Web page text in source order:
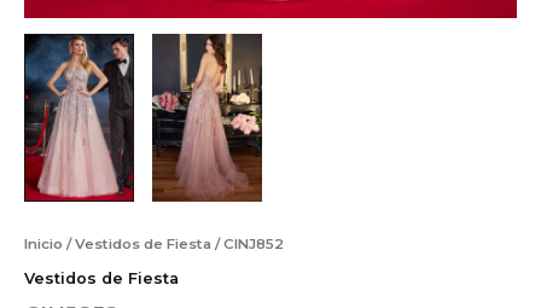
Inicio /Vestidos de Fiesta / CINJ852
Vestidos de Fiesta